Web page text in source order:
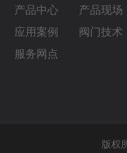
产品中心 产品现场
应用案例
阀门技术
服务网点
版权